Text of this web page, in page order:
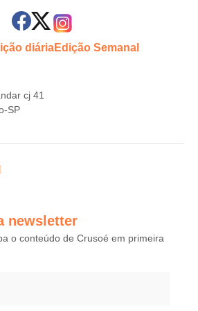
diáriaEdição Semanal
cj 41
SP
newsletter
o conteúdo de Crusoé em primeira